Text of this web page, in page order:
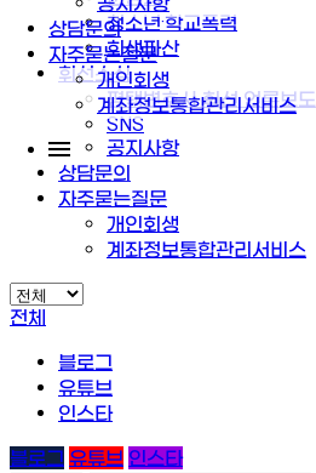
상담문의
자주묻는질문
개인회생
계좌정보통합관리서비스
청소년·학교폭력
회생파산
휘선소식
평택변호사 휘선 언론보도
SNS
공지사항
상담문의
자주묻는질문
개인회생
계좌정보통합관리서비스
전체
블로그
유튜브
인스타
블로그 유튜브 인스타